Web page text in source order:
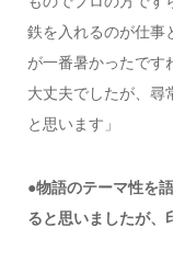
鉄を入れるのが仕事
が一番暑かったです
大丈夫でしたが、尋
と思います」
●物語のテーマ性を
ると思いましたが、